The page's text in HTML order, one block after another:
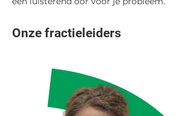
Onze fractieleiders